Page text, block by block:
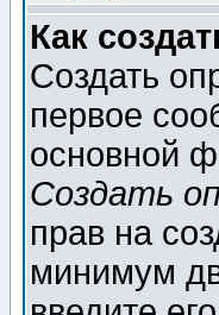
Как
Создать
первое
основной
Создать
прав на
минимум